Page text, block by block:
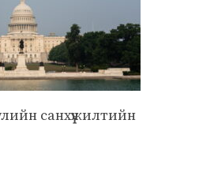
санхүүжилтийн